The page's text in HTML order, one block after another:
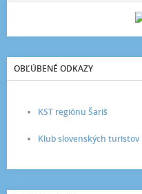
OBĽÚBENÉ ODKAZY
KST regiónu Šariš
Klub slovenských turistov